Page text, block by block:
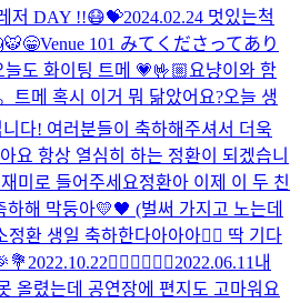
저 DAY !!😷💝2024.02.24 멋있는척
😁Venue 101 みてくださってあり
늘도 화이팅 트메 💗🤟🏼 요냥이와 함
트메 혹시 이거 뭐 닮았어요?오늘 생
다! 여러분들이 축하해주셔서 더욱
요 항상 열심히 하는 정환이 되겠습니
미로 들어주세요정환아 이제 이 두 친
해 막둥아💛🖤 (벌써 가지고 노는데
정환 생일 축하한다아아아❤️‍🔥 딱 기다
2022.10.22❤️‍🔥❤️‍🔥❤️‍🔥2022.06.11 내
올렸는데 공연장에 편지도 고마워요